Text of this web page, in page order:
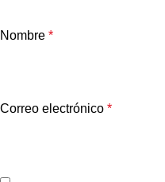
Nombre *
Correo electrónico *